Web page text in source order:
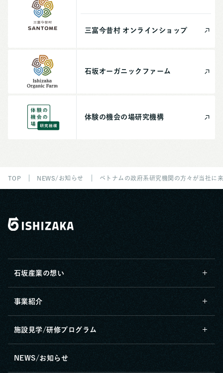
三富今昔村 オンライン ショップ
石坂オーガニック ファーム
体験の機会の場研究機構
TOP NEWS/お知らせ ベトナムの政府系研究機関の方々が当社に
石坂産業の想い
事業紹介
施設見学/研修プログラム
NEWS/お知らせ